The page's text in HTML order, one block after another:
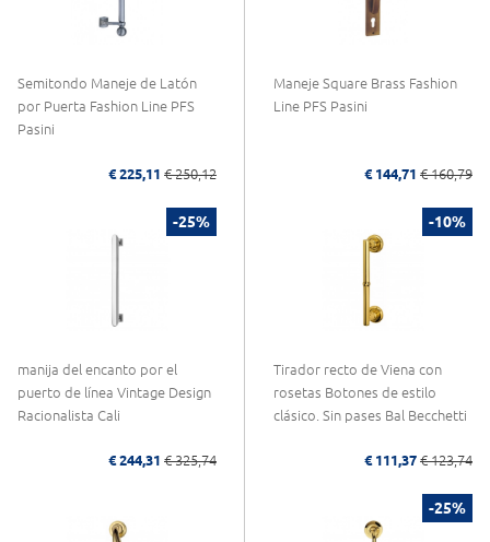
Semitondo Maneje de Latón
por Puerta Fashion Line PFS
Pasini
€ 225,11 € 250,12
Maneje Square Brass Fashion
Line PFS Pasini
€ 144,71 € 160,79
-25%
manija del encanto por el
puerto de línea Vintage Design
Racionalista Cali
€ 244,31 € 325,74
-10%
Tirador recto de Viena con
rosetas Botones de estilo
clásico. Sin pases Bal Becchetti
€ 111,37 € 123,74
-25%